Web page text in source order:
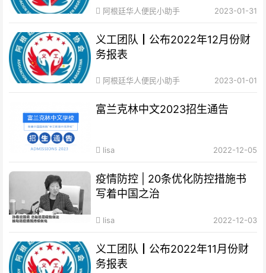
阿根廷华人便民小助手 2023-01-31
义工团队┃公布2022年12月份财
务报表
阿根廷华人便民小助手 2023-01-01
富兰克林中文2023招生通告
lisa 2022-12-05
疫情防控 | 20条优化防控措施书
写着中国之治
lisa 2022-12-03
义工团队┃公布2022年11月份财
务报表